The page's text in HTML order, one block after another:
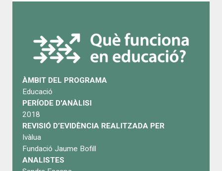
ÀMBIT DEL PROGRAMA
Educació
PERÍODE D'ANÀLISI
2018
REVISIÓ D’EVIDÈNCIA REALITZADA PER
Ivàlua
Fundació Jaume Bofill
ANALISTES